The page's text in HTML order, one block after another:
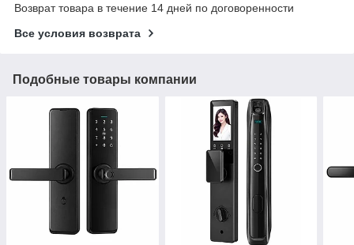
Возврат товара в течение 14 дней по договоренности
Все условия возврата
Подобные товары компании